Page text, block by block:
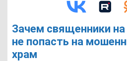
Зачем священники
не попасть на
храм